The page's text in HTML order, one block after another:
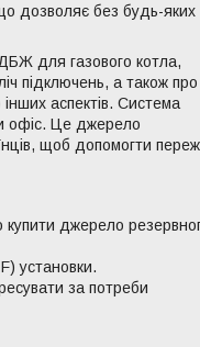
дозволяє без будь-яких
для газового котла,
підключень, а також про
аспектів. Система
офіс. Це джерело
щоб допомогти
купити джерело
установки.
за потреби